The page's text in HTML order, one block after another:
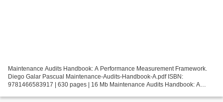
Maintenance Audits Handbook: A Performance Measurement Framework.
Diego Galar Pascual Maintenance-Audits-Handbook-A.pdf ISBN:
9781466583917 | 630 pages | 16 Mb Maintenance Audits Handbook: A